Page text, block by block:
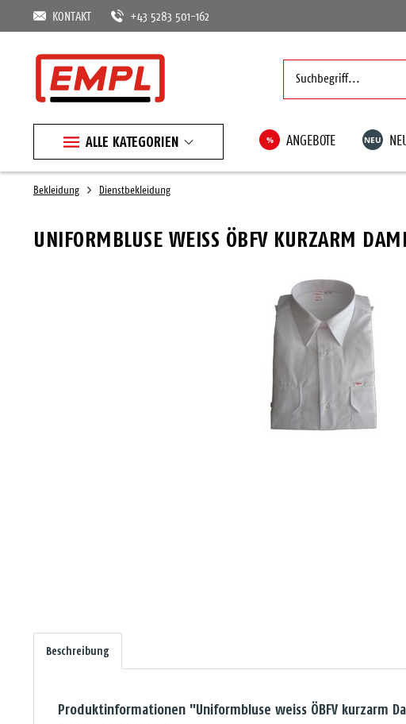
KONTAKT +43 5283 501-162
ALLE KATEGORIEN % ANGEBOTE NEU
Bekleidung Dienstbekleidung
UNIFORMBLUSE WEISS ÖBFV KURZARM
Beschreibung
Produktinformationen "Uniformbluse weiss ÖBFV kurzarm